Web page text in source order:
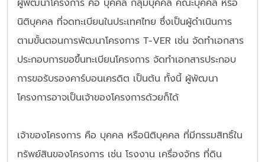
ผู้พัฒนาโครงการ คือ บุคคล กลุ่มบุคคล คณะบุคคล หรือ
นิติบุคคล ที่จดทะเบียนในประเทศไทย ซึ่งเป็นผู้ดำเนินการ
ตามขั้นตอนการพัฒนาโครงการ T-VER เช่น จัดทำเอกสาร
ประกอบการขอขึ้นทะเบียนโครงการ จัดทำเอกสารประกอบ
การขอรับรองคาร์บอนเครดิต เป็นต้น ทั้งนี้ ผู้พัฒนา
โครงการอาจเป็นเจ้าของโครงการด้วยก็ได้
เจ้าของโครงการ คือ บุคคล หรือนิติบุคคล ที่มีกรรมสิทธิ์ใน
ทรัพย์สินของโครงการ เช่น โรงงาน เครื่องจักร ที่ดิน